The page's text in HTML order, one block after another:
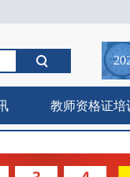
教师资格证培